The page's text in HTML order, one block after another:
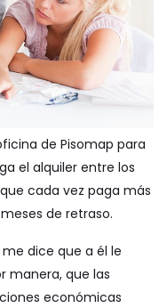
de Pisomap para
el alquiler entre los
cada vez paga más
de retraso.
dice que a él le
manera, que las
económicas